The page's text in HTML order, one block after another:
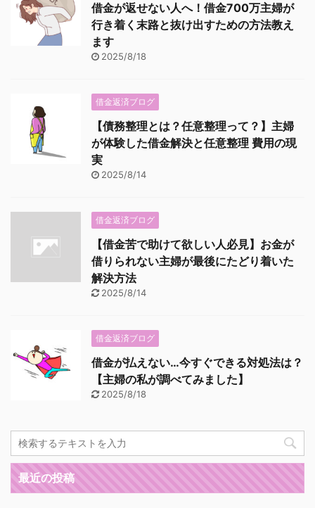
借金が返せない人へ！借金700万主婦が
行き着く末路と抜け出すための方法教え
ます
2025/8/18
借金返済ブログ
【債務整理とは？任意整理って？】主婦
が体験した借金解決と任意整理 費用の現
実
2025/8/14
借金返済ブログ
【借金苦で助けて欲しい人必見】お金が
借りられない主婦が最後にたどり着いた
解決方法
2025/8/14
借金返済ブログ
借金が払えない…今すぐできる対処法は？
【主婦の私が調べてみました】
2025/8/18
最近の投稿